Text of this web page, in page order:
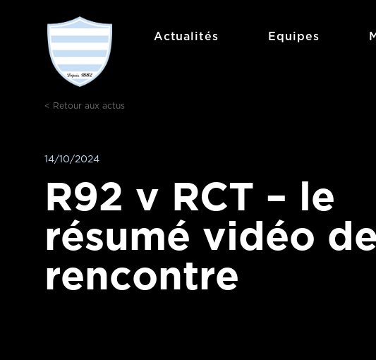
Actualités Equipes
< Retour aux actus
14/10/2024
R92 v RCT – le
résumé vidéo
rencontre